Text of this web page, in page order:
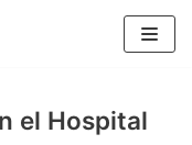
el Hospital